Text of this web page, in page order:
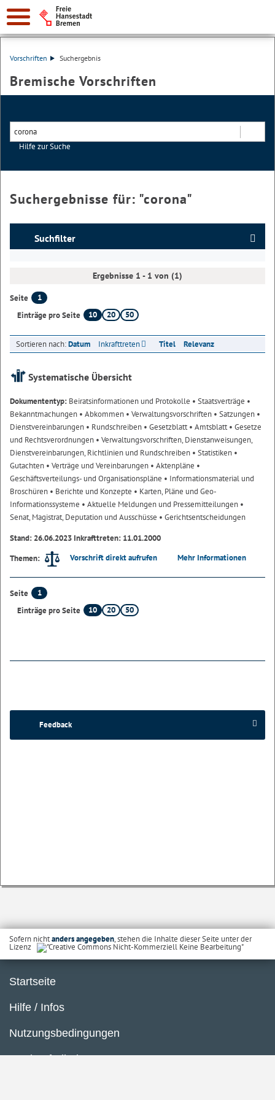
Vorschriften Suchergebnis
Bremische Vorschriften
Hilfe zur Suche
Suchergebnisse für: "corona"
Suchfilter
Ergebnisse 1 - 1 von (1)
Seite
1
Einträge pro Seite
10 20 50
Sortieren nach:Datum Inkrafttreten Titel Relevanz
Systematische Übersicht
Dokumententyp: Beiratsinformationen und Protokolle • Staatsverträge •
Bekanntmachungen • Abkommen • Verwaltungsvorschriften • Satzungen •
Dienstvereinbarungen • Rundschreiben • Gesetzblatt• Amtsblatt• Gesetze
und Rechtsverordnungen • Verwaltungsvorschriften, Dienstanweisungen,
Dienstvereinbarungen, Richtlinien und Rundschreiben • Statistiken •
Gutachten • Verträge und Vereinbarungen • Aktenpläne •
Geschäftsverteilungs- und Organisationspläne • Informationsmaterial und
Broschüren • Berichte und Konzepte • Karten, Pläne und Geo-
Informationssysteme • Aktuelle Meldungen und Pressemitteilungen •
Senat, Magistrat, Deputation und Ausschüsse • Gerichtsentscheidungen
Stand: 26.06.2023 Inkrafttreten: 11.01.2000
Themen:
Vorschrift direkt aufrufen Mehr Informationen
Seite
1
Einträge pro Seite
10 20 50
Feedback
Sofern nichtanders angegeben, stehen die Inhalte dieser Seite unter der
Lizenz
Startseite
Hilfe / Infos
Nutzungsbedingungen
Barrierefreiheit